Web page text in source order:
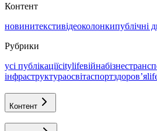
Контент
новинитекстивідеоколонкипублічні
Рубрики
усі публікаціїcitylifeвійнабізнес
інфраструктураосвітаспортздоровʼя
Контент